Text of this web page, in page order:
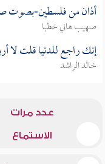
أذان من فلسطين-بصوت
صهيب هاني خطبا
إنك راجع للدنيا قلت لا
خالد الراشد
عدد مرات
الاستماع